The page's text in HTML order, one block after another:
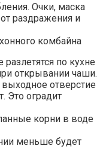
Очки, маска
раздражения и
комбайна
по кухне
открывании чаши.
выходное отверстие
Это оградит
корни в воде
меньше будет